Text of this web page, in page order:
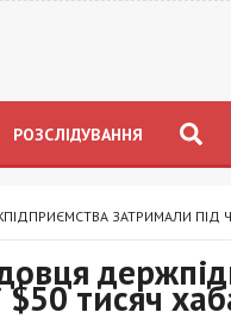
РОЗСЛІДУВАННЯ
ЗАТРИМАЛИ ПІД
тисяч